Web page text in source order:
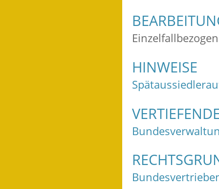
Einzelfallbezogen
HINWEISE